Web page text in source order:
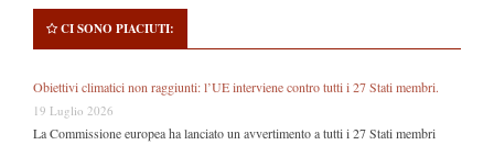
CI SONO PIACIUTI:
Obiettivi climatici non raggiunti: l’UE interviene contro tutti i 27 Stati membri.
19 Luglio 2026
La Commissione europea ha lanciato un avvertimento a tutti i 27 Stati membri